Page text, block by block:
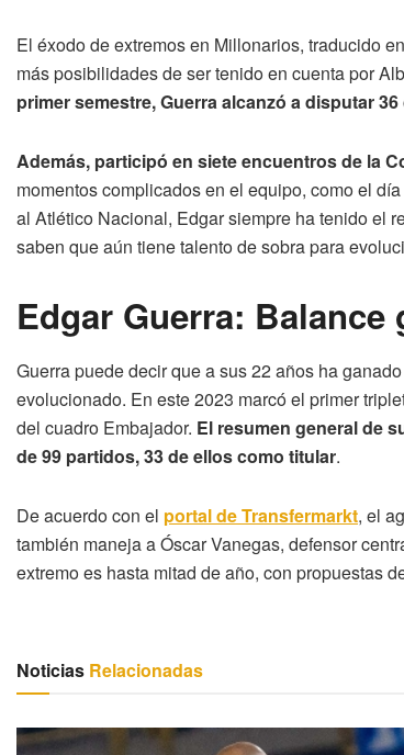
El éxodo de extremos en Millonarios, traducido
más posibilidades de ser tenido en cuenta por
primer semestre, Guerra alcanzó a disputar
Además, participó en siete encuentros de la
momentos complicados en el equipo, como el
al Atlético Nacional, Edgar siempre ha tenido el
saben que aún tiene talento de sobra para
Edgar Guerra:
Guerra puede decir que a sus 22 años ha
evolucionado. En este 2023 marcó el primer
del cuadro Embajador. El resumen general de
de 99 partidos, 33 de ellos como titular.
De acuerdo con el portal de Transfermarkt, el
también maneja a Óscar Vanegas, defensor
extremo es hasta mitad de año, con propuestas
Noticias Relacionadas